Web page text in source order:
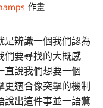
作畫
是辨識一個我們認為
們要尋找的大概感
直說我們想要一個
更適合像突擊的機制
說出這件事並一語驚